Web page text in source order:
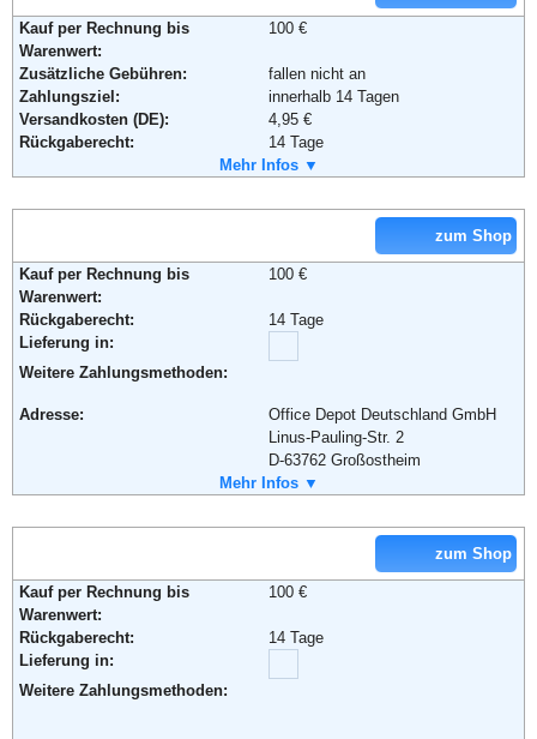
Adresse:
Amazon EU S.a.r.l.
Rue Plaetis
2338 Luxemburg
Telefon:
+49 (0)8 00-3 63 84 6
impressum@amazon.de
Weiterführende Informationen: AGB
Kauf per Rechnung bis
Warenwert:
100 €
Zusätzliche Gebühren:
fallen nicht an
Zahlungsziel:
innerhalb 14 Tagen
Versandkosten (DE):
4,95 €
Rückgaberecht:
14 Tage
Ja
Lieferung in:
Adresse:
Schwarz E-Commerce GmbH & Co.
Stiftsbergstr. 1
74172 Neckarsulm
+49 (0) 1805 - 33 23 31
+49 (0) 7132 - 94 29 59 29
Soziale Kanäle:
Weiterführende Informationen:
Mehr Infos ▼
zum Shop
Kauf per Rechnung bis
Warenwert:
100 €
Rückgaberecht:
14 Tage
Lieferung in:
Weitere Zahlungsmethoden:
Adresse:
Office Depot Deutschland GmbH
Linus-Pauling-Str. 2
D-63762 Großostheim
+49 (0) 6026 - 97 345 345
Email:
kundenservice@viking.de
Weiterführende Informationen:
AGB
Mehr Infos ▼
zum Shop
Kauf per Rechnung bis
Warenwert:
100 €
Rückgaberecht:
14 Tage
Lieferung in:
Weitere Zahlungsmethoden: